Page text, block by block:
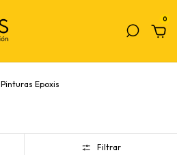
0
Pinturas Epoxis
Filtrar